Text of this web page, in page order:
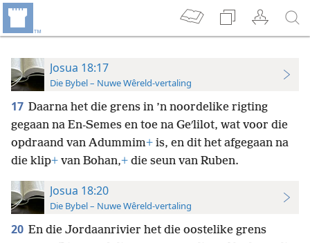
Josua 18:17
Die Bybel – Nuwe Wêreld-vertaling
17 Daarna het die grens in ’n noordelike rigting
gegaan na En-Semes en toe na Geʹlilot, wat voor die
opdraand van Adummim+ is, en dit het afgegaan na
die klip+ van Bohan,+ die seun van Ruben.
Josua 18:20
Die Bybel – Nuwe Wêreld-vertaling
20 En die Jordaanrivier het die oostelike grens